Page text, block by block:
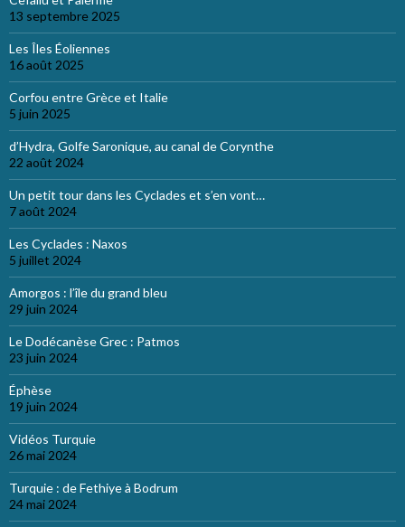
13 septembre 2025
Les Îles Éoliennes
16 août 2025
Corfou entre Grèce et Italie
5 juin 2025
d’Hydra, Golfe Saronique, au canal de Corynthe
22 août 2024
Un petit tour dans les Cyclades et s’en vont…
7 août 2024
Les Cyclades : Naxos
5 juillet 2024
Amorgos : l’île du grand bleu
29 juin 2024
Le Dodécanèse Grec : Patmos
23 juin 2024
Éphèse
19 juin 2024
Vidéos Turquie
26 mai 2024
Turquie : de Fethiye à Bodrum
24 mai 2024